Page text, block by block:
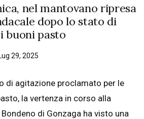
nel mantovano ripresa
dopo lo stato di
buoni pasto
29, 2025
di agitazione proclamato per le
la vertenza in corso alla
di Gonzaga ha visto una